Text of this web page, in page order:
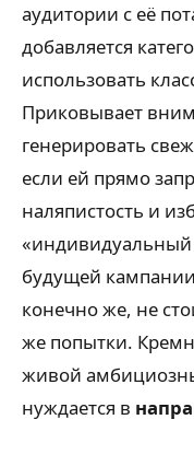
аудитории с её
добавляется
использовать
Приковывает
генерировать
если ей прямо
наляпистость и
«индивидуальный
будущей
конечно же, не
же попытки.
живой
нуждается в